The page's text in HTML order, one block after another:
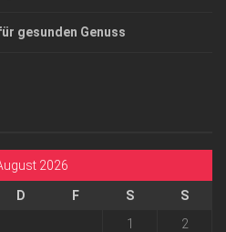
gesunden Genuss
2026
D F S
S
1
2